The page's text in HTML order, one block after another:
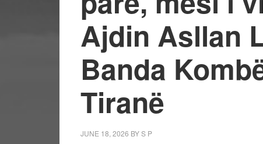
Ajdin Asllan
Banda
Tiranë
JUNE 18, 2026 BYS P